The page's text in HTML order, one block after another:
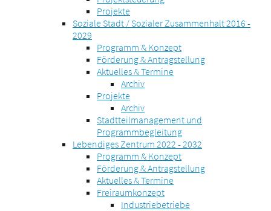
Projekte
Soziale Stadt / Sozialer Zusammenhalt 2016 -
2029
Programm & Konzept
Förderung & Antragstellung
Aktuelles & Termine
Archiv
Projekte
Archiv
Stadtteilmanagement und
Programmbegleitung
Lebendiges Zentrum 2022 - 2032
Programm & Konzept
Förderung & Antragstellung
Aktuelles & Termine
Freiraumkonzept
Industriebetriebe